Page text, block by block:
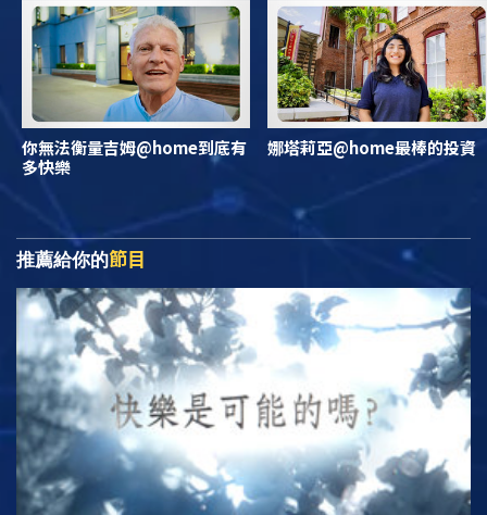
你無法衡量吉姆@home到底有
多快樂
娜塔莉亞@home最棒的投資
推薦給你的節目